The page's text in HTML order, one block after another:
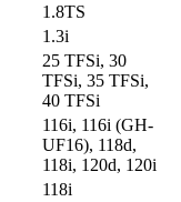
1.8TS
1.3i
25 TFSi, 30
TFSi, 35 TFSi,
40 TFSi
116i, 116i (GH-
UF16), 118d,
118i, 120d, 120i
118i